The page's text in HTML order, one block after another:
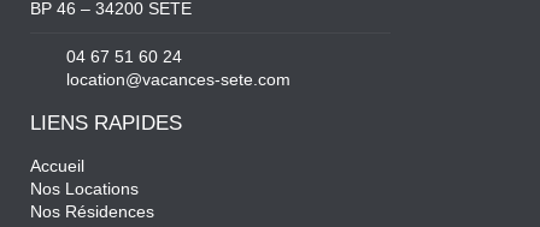
BP 46 – 34200 SETE
04 67 51 60 24
location@vacances-sete.com
LIENS RAPIDES
Accueil
Nos Locations
Nos Résidences